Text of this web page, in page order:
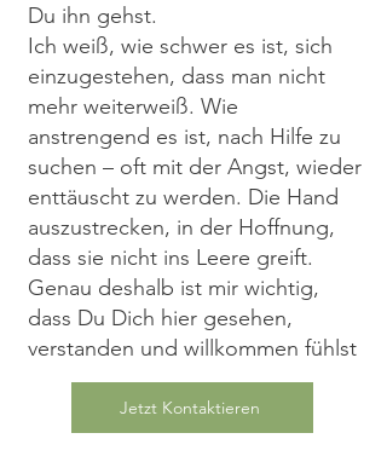
Du ihn gehst.
Ich weiß, wie schwer es ist, sich
einzugestehen, dass man nicht
mehr weiterweiß. Wie
anstrengend es ist, nach Hilfe zu
suchen – oft mit der Angst, wieder
enttäuscht zu werden. Die Hand
auszustrecken, in der Hoffnung,
dass sie nicht ins Leere greift.
Genau deshalb ist mir wichtig,
dass Du Dich hier gesehen,
verstanden und willkommen fühlst
Jetzt Kontaktieren